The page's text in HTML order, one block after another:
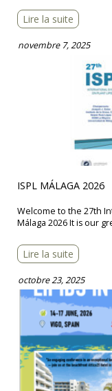
Lire la suite
novembre 7, 2025
ISPL MÁLAGA 2026
Welcome to the 27th
Málaga 2026 It is our
Lire la suite
octobre 23, 2025